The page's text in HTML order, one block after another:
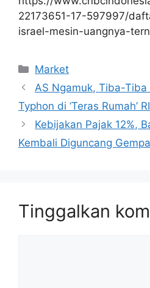
22173651-17-597997/
israel-mesin-uangnya-
Kategori
Market
AS Ngamuk, Tiba-
Typhon di ‘Teras Rumah’ RI
Kebijakan Pajak 12%,
Kembali Diguncang Gempa
Tinggalkan